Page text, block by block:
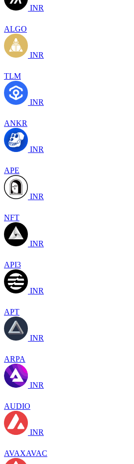
INR
ALGO
INR
TLM
INR
ANKR
INR
APE
INR
NFT
INR
API3
INR
APT
INR
ARPA
INR
AUDIO
INR
AVAXAVAC